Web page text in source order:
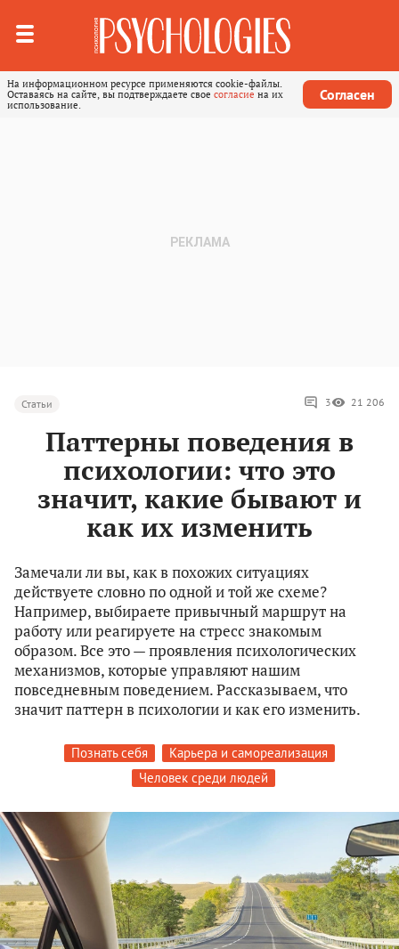
На информационном ресурсе применяются cookie-файлы.
Оставаясь на сайте, вы подтверждаете свое согласие на их
использование.
Согласен
Статьи 3 21 206
Паттерны поведения в
психологии: что это
значит, какие бывают и
как их изменить
Замечали ли вы, как в похожих ситуациях
действуете словно по одной и той же схеме?
Например, выбираете привычный маршрут на
работу или реагируете на стресс знакомым
образом. Все это — проявления психологических
механизмов, которые управляют нашим
повседневным поведением. Рассказываем, что
значит паттерн в психологии и как его изменить.
Познать себя
Карьера и самореализация
Человек среди людей